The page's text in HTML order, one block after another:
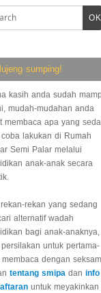
OK
sumping!
kasih anda sudah
mudah-mudahan anda
membaca apa yang
coba lakukan di Rumah
Semi Palar melalui
anak-anak secara
rekan yang sedang
alternatif wadah
bagi anak-anaknya,
persilakan untuk pertama-
membaca dengan
tentang smipa dan info
untuk meyakinkan